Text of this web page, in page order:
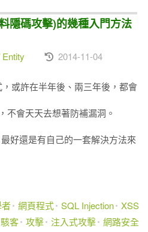
隱碼攻擊)的幾種入門方法
2014-11-04
或許在半年後、兩三年後，都會
不會天天去想著防補漏洞。
好還是有自己的一套解決方法來
網頁程式 SQL Injection XSS
駭客 攻擊 注入式攻擊 網路安全